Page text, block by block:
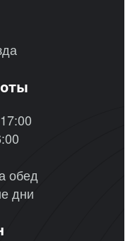
обед
дни